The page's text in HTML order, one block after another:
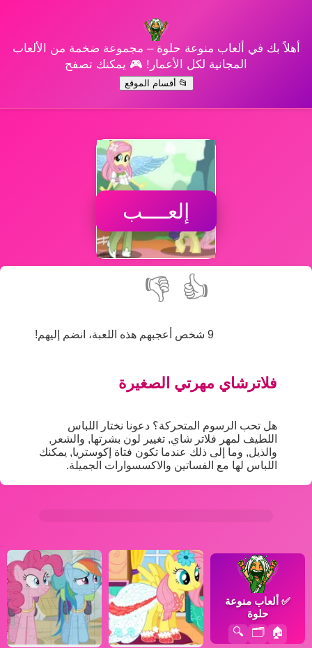
أهلاً بك في ألعاب منوعة حلوة – مجموعة ضخمة من الألعاب
المجانية لكل الأعمار! 🎮 يمكنك تصفح
📂 أقسام الموقع
إلعــــب
👍
👎
9 شخص أعجبهم هذه اللعبة، انضم إليهم!
فلاترشاي مهرتي الصغيرة
هل تحب الرسوم المتحركة؟ دعونا نختار اللباس
اللطيف لمهر فلاتر شاي, تغيير لون بشرتها, والشعر,
والذيل, وما إلى ذلك عندما تكون فتاة إكوستريا, يمكنك
اللباس لها مع الفساتين والاكسسوارات الجميلة.
✅ ألعاب منوعة
حلوة
🏠
🗂️
🔍